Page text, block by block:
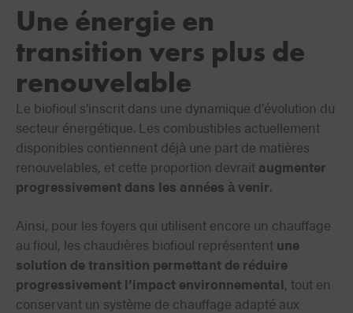
Une énergie en
transition vers plus de
renouvelable
Le biofioul s’inscrit dans une dynamique d’évolution du
secteur énergétique. Les combustibles actuellement
disponibles contiennent déjà une part de matières
renouvelables, et cette proportion devrait augmenter
progressivement dans les années à venir.
Ainsi, pour les foyers qui utilisent encore un chauffage
au fioul, les chaudières biofioul représentent une
solution de transition permettant de réduire
progressivement l’impact environnemental, tout en
conservant un système de chauffage adapté aux